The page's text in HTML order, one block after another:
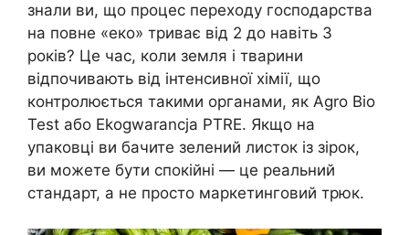
знали ви, що процес переходу господарства
на повне «еко» триває від 2 до навіть 3
років? Це час, коли земля і тварини
відпочивають від інтенсивної хімії, що
контролюється такими органами, як Agro Bio
Test або Ekogwarancja PTRE. Якщо на
упаковці ви бачите зелений листок із зірок,
ви можете бути спокійні — це реальний
стандарт, а не просто маркетинговий трюк.